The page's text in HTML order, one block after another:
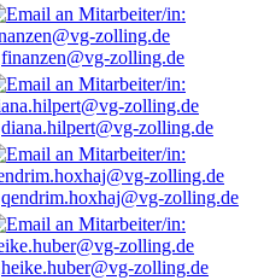
finanzen@vg-zolling.de
diana.hilpert@vg-zolling.de
qendrim.hoxhaj@vg-zolling.de
heike.huber@vg-zolling.de